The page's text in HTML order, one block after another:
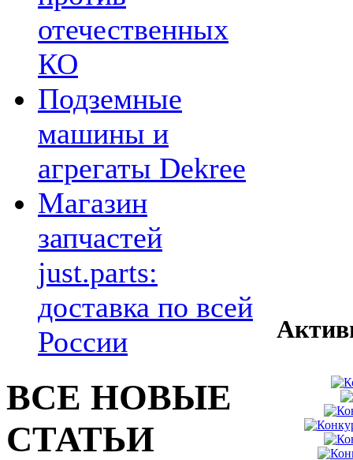
отечественных
КО
Подземные
машины и
агрегаты Dekree
Магазин
запчастей
just.parts:
доставка по всей
России
ВСЕ НОВЫЕ
СТАТЬИ